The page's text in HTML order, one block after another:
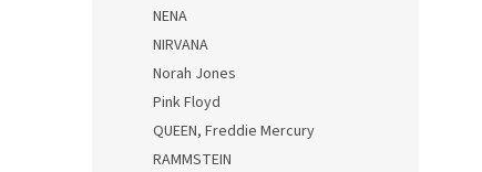
NENA
NIRVANA
Norah Jones
Pink Floyd
QUEEN, Freddie Mercury
RAMMSTEIN